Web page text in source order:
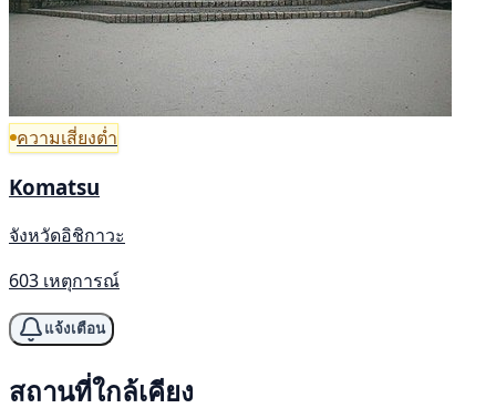
ความเสี่ยงต่ำ
Komatsu
จังหวัดอิชิกาวะ
603 เหตุการณ์
แจ้งเตือน
สถานที่ใกล้เคียง